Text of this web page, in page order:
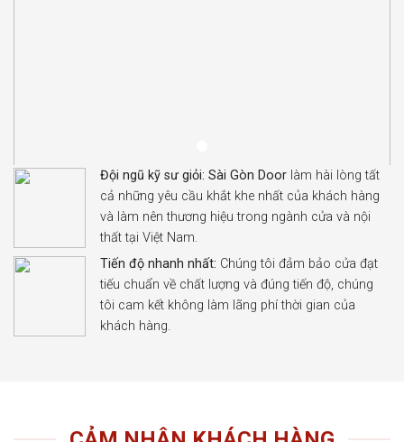
Đội ngũ kỹ sư giỏi: Sài Gòn Door làm hài lòng tất
cả những yêu cầu khắt khe nhất của khách hàng
và làm nên thương hiệu trong ngành cửa và nội
thất tại Việt Nam.
Tiến độ nhanh nhất: Chúng tôi đảm bảo cửa đạt
tiếu chuẩn về chất lượng và đúng tiến độ, chúng
tôi cam kết không làm lãng phí thời gian của
khách hàng.